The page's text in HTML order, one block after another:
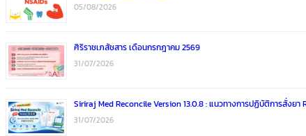
05/08/2026
ศิริราชเภสัชสาร เดือนกรกฎาคม 2569
31/07/2026
Siriraj Med Reconcile Version 13.0.8 : แนวทางการปฏิบัติการสั่งยา
31/07/2026